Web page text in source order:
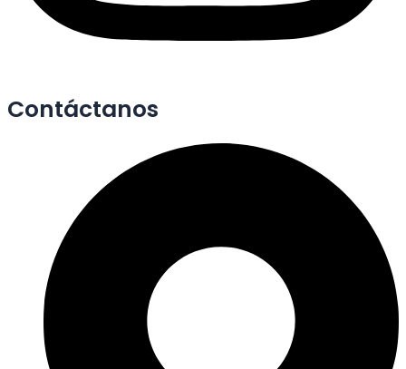
Contáctanos